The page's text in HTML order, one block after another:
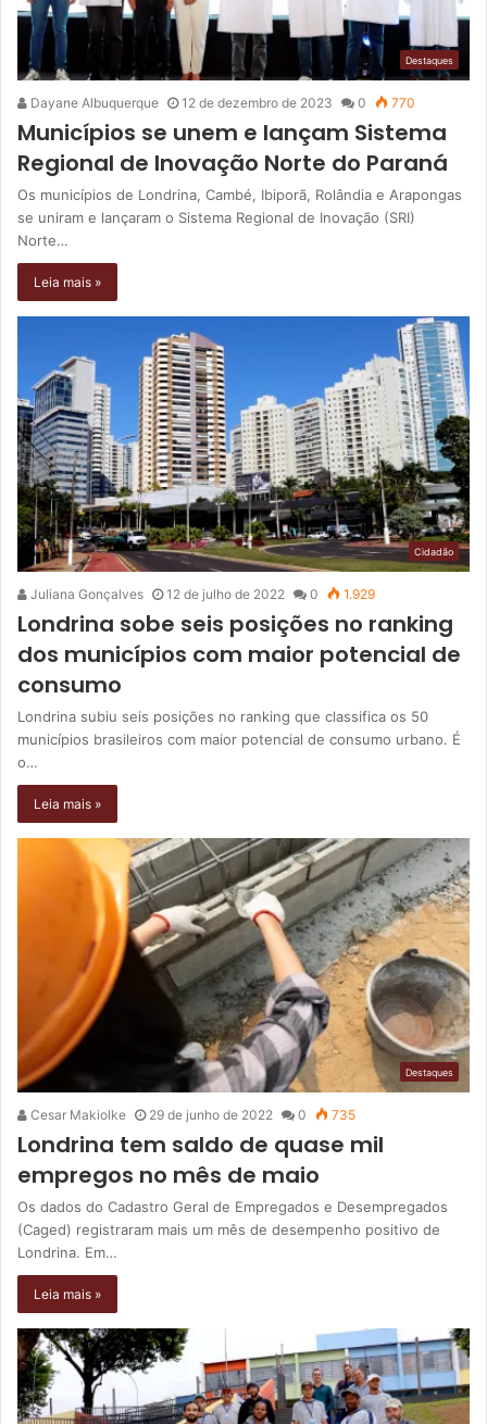
Destaques
Dayane Albuquerque 12 de dezembro de 2023 0 770
Municípios se unem e lançam Sistema
Regional de Inovação Norte do Paraná
Os municípios de Londrina, Cambé, Ibiporã, Rolândia e Arapongas
se uniram e lançaram o Sistema Regional de Inovação (SRI)
Norte…
Leia mais »
Cidadão
Juliana Gonçalves 12 de julho de 2022 0 1.929
Londrina sobe seis posições no ranking
dos municípios com maior potencial de
consumo
Londrina subiu seis posições no ranking que classifica os 50
municípios brasileiros com maior potencial de consumo urbano. É
o…
Leia mais »
Destaques
Cesar Makiolke 29 de junho de 2022 0 735
Londrina tem saldo de quase mil
empregos no mês de maio
Os dados do Cadastro Geral de Empregados e Desempregados
(Caged) registraram mais um mês de desempenho positivo de
Londrina. Em…
Leia mais »